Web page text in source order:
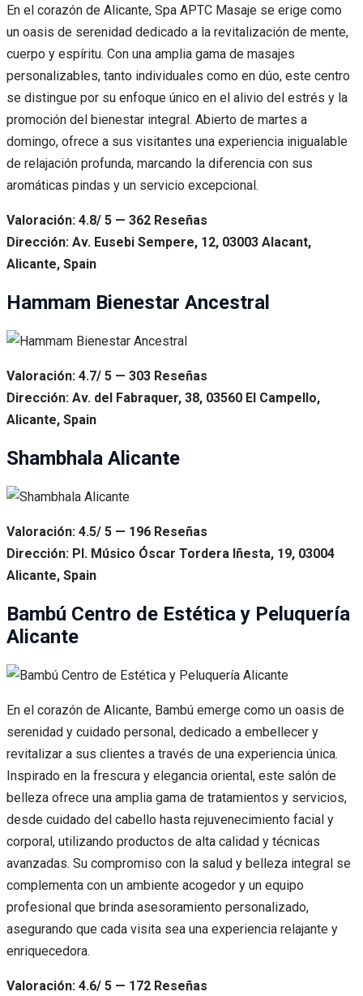
En el corazón de Alicante, Spa APTC Masaje se erige como
un oasis de serenidad dedicado a la revitalización de mente,
cuerpo y espíritu. Con una amplia gama de masajes
personalizables, tanto individuales como en dúo, este centro
se distingue por su enfoque único en el alivio del estrés y la
promoción del bienestar integral. Abierto de martes a
domingo, ofrece a sus visitantes una experiencia inigualable
de relajación profunda, marcando la diferencia con sus
aromáticas pindas y un servicio excepcional.
Valoración: 4.8/ 5 — 362 Reseñas
Dirección: Av. Eusebi Sempere, 12, 03003 Alacant,
Alicante, Spain
Hammam Bienestar Ancestral
Valoración: 4.7/ 5 — 303 Reseñas
Dirección: Av. del Fabraquer, 38, 03560 El Campello,
Alicante, Spain
Shambhala Alicante
Valoración: 4.5/ 5 — 196 Reseñas
Dirección: Pl. Músico Óscar Tordera Iñesta, 19, 03004
Alicante, Spain
Bambú Centro de Estética y Peluquería
Alicante
En el corazón de Alicante, Bambú emerge como un oasis de
serenidad y cuidado personal, dedicado a embellecer y
revitalizar a sus clientes a través de una experiencia única.
Inspirado en la frescura y elegancia oriental, este salón de
belleza ofrece una amplia gama de tratamientos y servicios,
desde cuidado del cabello hasta rejuvenecimiento facial y
corporal, utilizando productos de alta calidad y técnicas
avanzadas. Su compromiso con la salud y belleza integral se
complementa con un ambiente acogedor y un equipo
profesional que brinda asesoramiento personalizado,
asegurando que cada visita sea una experiencia relajante y
enriquecedora.
Valoración: 4.6/ 5 — 172 Reseñas